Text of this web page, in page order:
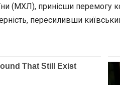
(МХЛ), принісши перемогу
пересиливши